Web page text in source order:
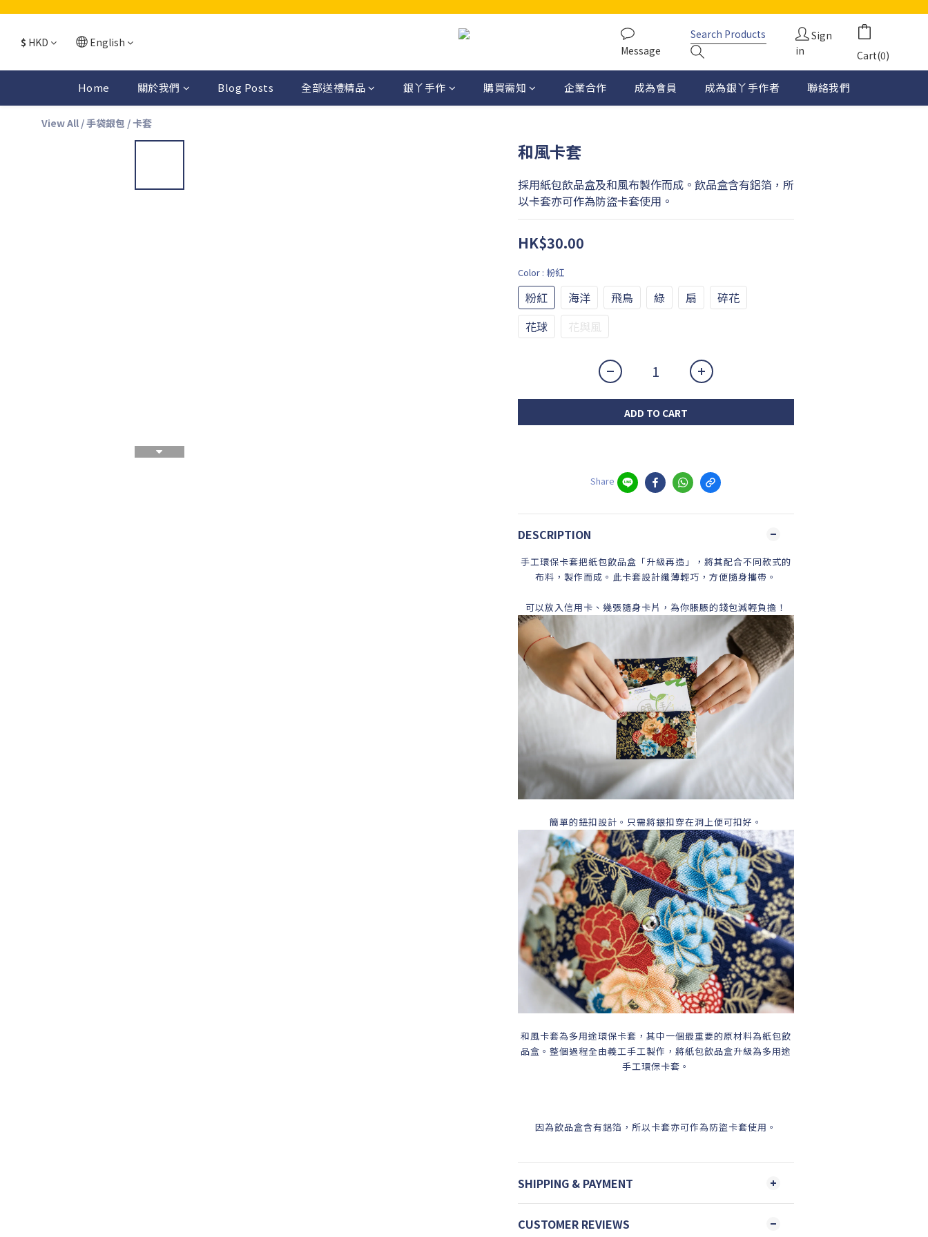
$ HKD English
Message
Sign
in
Cart(0)
Home 關於我們 Blog Posts 全部送禮精品 銀丫手作 購買需知 企業合作 成為會員 成為銀丫手作者 聯絡我們
View All /手袋銀包 / 卡套
和風卡套
採用紙包飲品盒及和風布製作而成。飲品盒含有鋁箔，所
以卡套亦可作為防盜卡套使用。
HK$30.00
Color : 粉紅
粉紅 海洋 飛鳥 綠 扇
碎花
花球
花與風
ADD TO CART
Share
DESCRIPTION
手工環保卡套把紙包飲品盒「升級再造」，將其配合不同款式的
布料，製作而成。此卡套設計纖薄輕巧，方便隨身攜帶。
可以放入信用卡、幾張隨身卡片，為你脹脹的錢包減輕負擔！
簡單的鈕扣設計。只需將銀扣穿在洞上便可扣好。
和風卡套為多用途環保卡套，其中一個最重要的原材料為紙包飲
品盒。整個過程全由義工手工製作，將紙包飲品盒升級為多用途
手工環保卡套。
因為飲品盒含有鋁箔，所以卡套亦可作為防盜卡套使用。
SHIPPING & PAYMENT
CUSTOMER REVIEWS